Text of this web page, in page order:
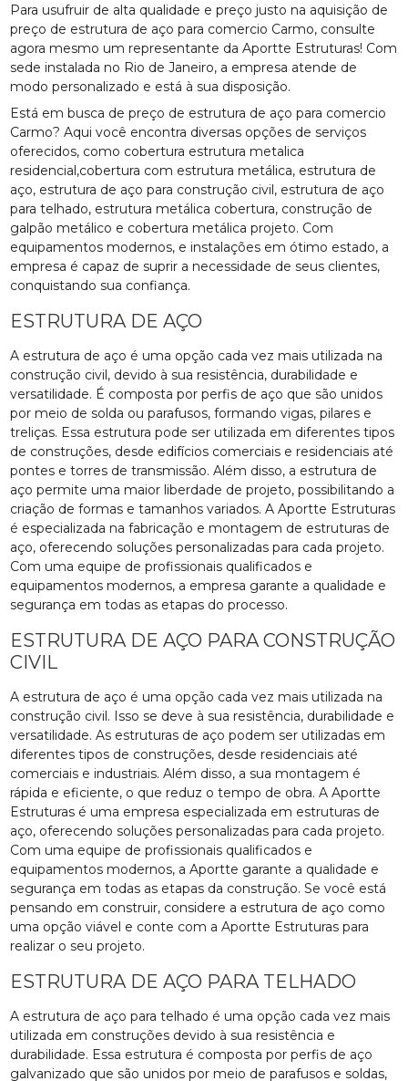
Para usufruir de alta qualidade e preço justo na aquisição de
preço de estrutura de aço para comercio Carmo, consulte
agora mesmo um representante da Aportte Estruturas! Com
sede instalada no Rio de Janeiro, a empresa atende de
modo personalizado e está à sua disposição.
Está em busca de preço de estrutura de aço para comercio
Carmo? Aqui você encontra diversas opções de serviços
oferecidos, como cobertura estrutura metalica
residencial,cobertura com estrutura metálica, estrutura de
aço, estrutura de aço para construção civil, estrutura de aço
para telhado, estrutura metálica cobertura, construção de
galpão metálico e cobertura metálica projeto. Com
equipamentos modernos, e instalações em ótimo estado, a
empresa é capaz de suprir a necessidade de seus clientes,
conquistando sua confiança.
ESTRUTURA DE AÇO
A estrutura de aço é uma opção cada vez mais utilizada na
construção civil, devido à sua resistência, durabilidade e
versatilidade. É composta por perfis de aço que são unidos
por meio de solda ou parafusos, formando vigas, pilares e
treliças. Essa estrutura pode ser utilizada em diferentes tipos
de construções, desde edifícios comerciais e residenciais até
pontes e torres de transmissão. Além disso, a estrutura de
aço permite uma maior liberdade de projeto, possibilitando a
criação de formas e tamanhos variados. A Aportte Estruturas
é especializada na fabricação e montagem de estruturas de
aço, oferecendo soluções personalizadas para cada projeto.
Com uma equipe de profissionais qualificados e
equipamentos modernos, a empresa garante a qualidade e
segurança em todas as etapas do processo.
ESTRUTURA DE AÇO PARA CONSTRUÇÃO
CIVIL
A estrutura de aço é uma opção cada vez mais utilizada na
construção civil. Isso se deve à sua resistência, durabilidade e
versatilidade. As estruturas de aço podem ser utilizadas em
diferentes tipos de construções, desde residenciais até
comerciais e industriais. Além disso, a sua montagem é
rápida e eficiente, o que reduz o tempo de obra. A Aportte
Estruturas é uma empresa especializada em estruturas de
aço, oferecendo soluções personalizadas para cada projeto.
Com uma equipe de profissionais qualificados e
equipamentos modernos, a Aportte garante a qualidade e
segurança em todas as etapas da construção. Se você está
pensando em construir, considere a estrutura de aço como
uma opção viável e conte com a Aportte Estruturas para
realizar o seu projeto.
ESTRUTURA DE AÇO PARA TELHADO
A estrutura de aço para telhado é uma opção cada vez mais
utilizada em construções devido à sua resistência e
durabilidade. Essa estrutura é composta por perfis de aço
galvanizado que são unidos por meio de parafusos e soldas,